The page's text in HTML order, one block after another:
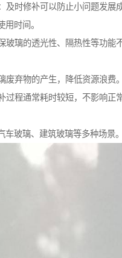
及时修补可以防止小问题发展
用时间。
玻璃的透光性、隔热性等功能
废弃物的产生，降低资源浪费。
过程通常耗时较短，不影响正
车玻璃、建筑玻璃等多种场景。